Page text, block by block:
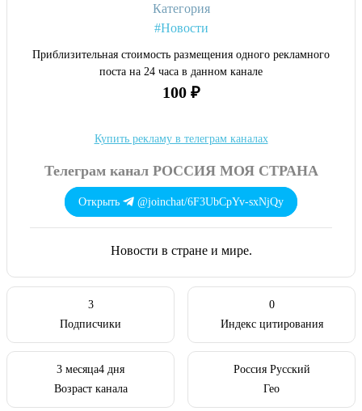
Телеграм канал РОССИЯ МОЯ СТРАНА
Открыть @joinchat/6F3UbCpYv-sxNjQy
Новости в стране и мире.
Категория
#Новости
Приблизительная стоимость размещения одного рекламного
поста на 24 часа в данном канале
100 ₽
Купить рекламу в телеграм каналах
3
Подписчики
0
Индекс цитирования
3 месяца4 дня
Возраст канала
Россия Русский
Гео